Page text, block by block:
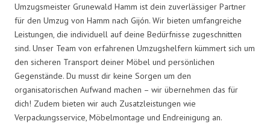
Umzugsmeister Grunewald Hamm ist dein zuverlässiger Partner
für den Umzug von Hamm nach Gijón. Wir bieten umfangreiche
Leistungen, die individuell auf deine Bedürfnisse zugeschnitten
sind. Unser Team von erfahrenen Umzugshelfern kümmert sich um
den sicheren Transport deiner Möbel und persönlichen
Gegenstände. Du musst dir keine Sorgen um den
organisatorischen Aufwand machen – wir übernehmen das für
dich! Zudem bieten wir auch Zusatzleistungen wie
Verpackungsservice, Möbelmontage und Endreinigung an.